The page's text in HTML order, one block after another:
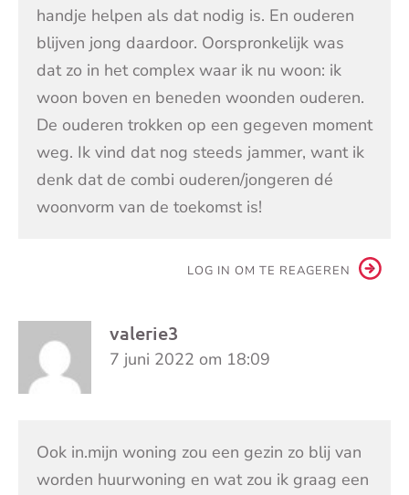
handje helpen als dat nodig is. En ouderen
blijven jong daardoor. Oorspronkelijk was
dat zo in het complex waar ik nu woon: ik
woon boven en beneden woonden ouderen.
De ouderen trokken op een gegeven moment
weg. Ik vind dat nog steeds jammer, want ik
denk dat de combi ouderen/jongeren dé
woonvorm van de toekomst is!
LOG IN OM TE REAGEREN
valerie3
7 juni 2022 om 18:09
Ook in.mijn woning zou een gezin zo blij van
worden huurwoning en wat zou ik graag een